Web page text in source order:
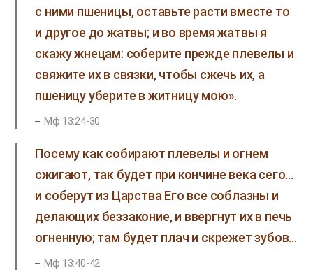
с ними пшеницы, оставьте расти вместе то
и другое до жатвы; и во время жатвы я
скажу жнецам: соберите прежде плевелы и
свяжите их в связки, чтобы сжечь их, а
пшеницу уберите в житницу мою».
Мф 13:24-30
Посему как собирают плевелы и огнем
сжигают, так будет при кончине века сего…
и соберут из Царства Его все соблазны и
делающих беззаконие, и ввергнут их в печь
огненную; там будет плач и скрежет зубов…
Мф 13:40-42